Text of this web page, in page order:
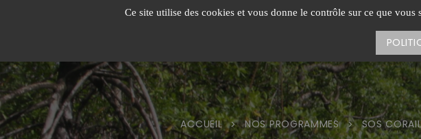
Ce site utilise des cookies et vous donne le contrôle sur ce que vous
ACCUEIL > NOS PROGRAMMES > SOS